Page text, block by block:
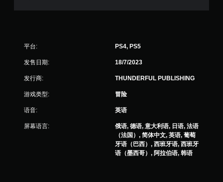
平台: PS4, PS5
发售日期: 18/7/2023
发行商: THUNDERFUL PUBLISHING
游戏类型: 冒险
语音: 英语
屏幕语言:
俄语, 德语, 意大利语, 日语, 法语
（法国）, 简体中文, 英语, 葡萄
牙语（巴西）, 西班牙语, 西班牙
语（墨西哥）, 阿拉伯语, 韩语